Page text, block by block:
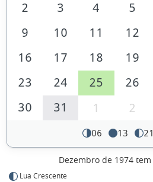
2
3 4 5
9
10 11 12
16
17 18 19
23
24 25 26
30
31 1 2
06 13 21
Dezembro de 1974 tem
Lua Crescente